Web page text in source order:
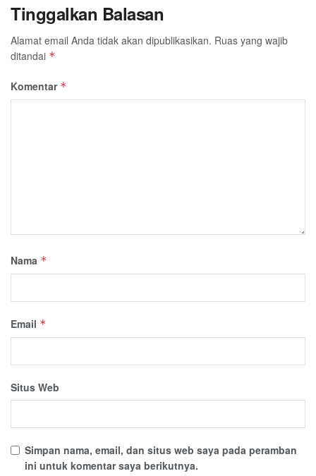
Tinggalkan Balasan
Alamat email Anda tidak akan dipublikasikan. Ruas yang wajib
ditandai *
Komentar *
Nama *
Email *
Situs Web
Simpan nama, email, dan situs web saya pada peramban
ini untuk komentar saya berikutnya.